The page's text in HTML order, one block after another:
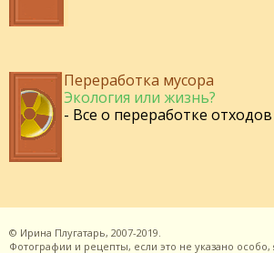
Переработка мусора
Экология или жизнь?
- Все о переработке
© Ирина Плугатарь, 2007-2019.
Фотографии и рецепты, если это не указано особо,